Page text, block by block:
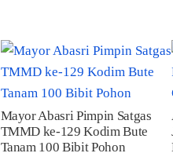
Mayor Abasri Pimpin Satgas
TMMD ke-129 Kodim Bute
Tanam 100 Bibit Pohon